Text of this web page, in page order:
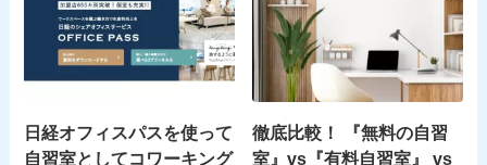
日経オフィスパスを使って
自習室としてコワーキング
徹底比較！ 『無料の自習
室』vs『有料自習室』 vs